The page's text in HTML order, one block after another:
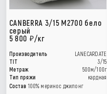
CANBERRA 3/15 M2700 бело
серый
5 800
/кг
Производитель
LANECARDATE
TIT
3/15
Метраж
500м/100г
Тип пряжи
кардная
Состав 100% меринос джилонг